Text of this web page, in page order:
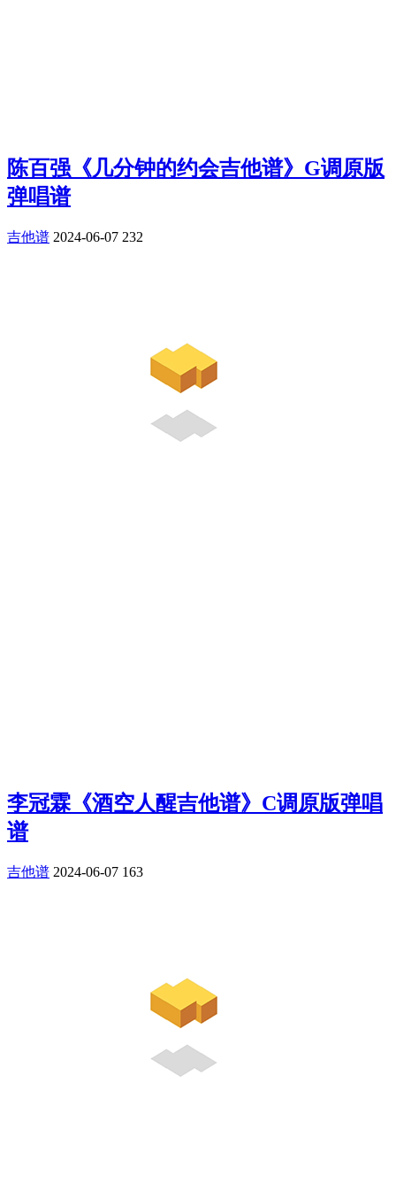
陈百强《几分钟的约会吉他谱》G调原版
弹唱谱
吉他谱 2024-06-07 232
李冠霖《酒空人醒吉他谱》C调原版弹唱
谱
吉他谱 2024-06-07 163